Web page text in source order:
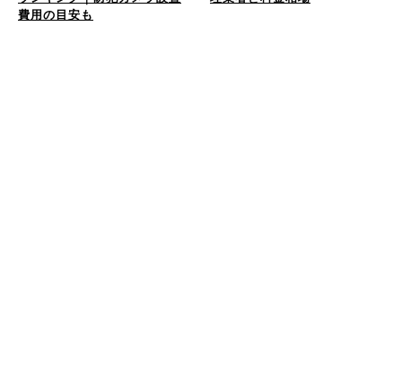
費用の目安も